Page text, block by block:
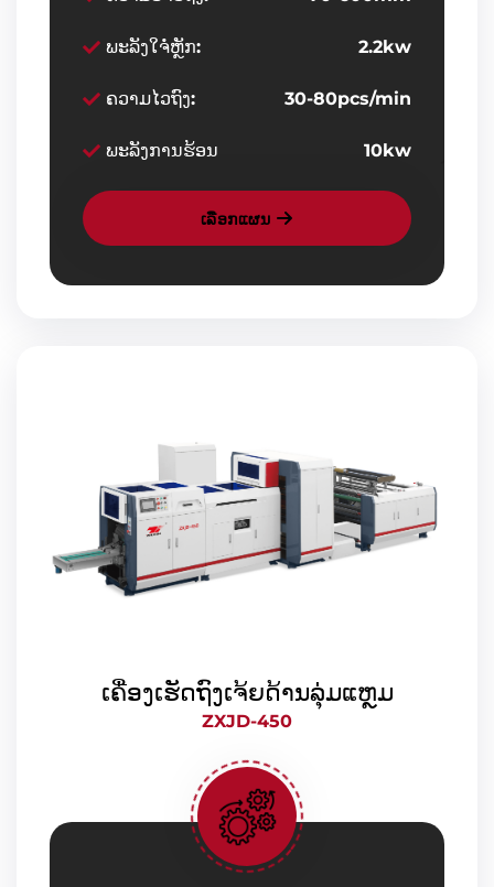
ພະລັງໃຈໍ່ຫຼັກ: 2.2kw
ຄວາມໄວຖົງ: 30-80pcs/min
ພະລັງການຮ້ອນ 10kw
ເລືອກແຜນ
ເຄື່ອງເຮັດຖົງເຈ້ຍດ້ານລຸ່ມແຫຼມ
ZXJD-450